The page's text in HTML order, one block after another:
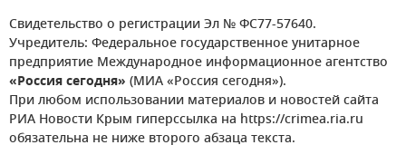
Свидетельство о регистрации Эл № ФС77-57640.
Учредитель: Федеральное государственное унитарное
предприятие Международное информационное агентство
«Россия сегодня» (МИА «Россия сегодня»).
При любом использовании материалов и новостей сайта
РИА Новости Крым гиперссылка на https://crimea.ria.ru
обязательна не ниже второго абзаца текста.